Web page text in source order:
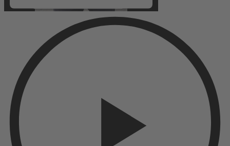
Mehr Informationen
Akzeptieren
powered by
Management Platform